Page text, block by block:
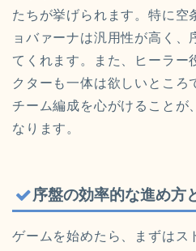
たちが挙げられます。特に空
ョバァーナは汎用性が高く、
てくれます。また、ヒーラー
クターも一体は欲しいところ
チーム編成を心がけることが
なります。
序盤の効率的な進め方
ゲームを始めたら、まずはス